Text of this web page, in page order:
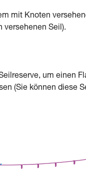
mit Knoten
versehenen Seil).
um einen
(Sie können diese